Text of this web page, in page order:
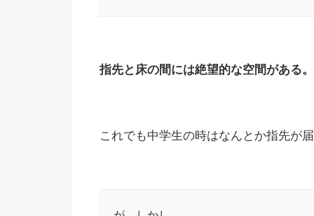
指先と床の間には絶望的な空間がある。
これでも中学生の時はなんとか指先が届